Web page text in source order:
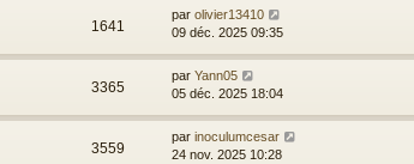
1641
par olivier13410
09 déc. 2025 09:35
3365
par Yann05
05 déc. 2025 18:04
3559
par inoculumcesar
24 nov. 2025 10:28